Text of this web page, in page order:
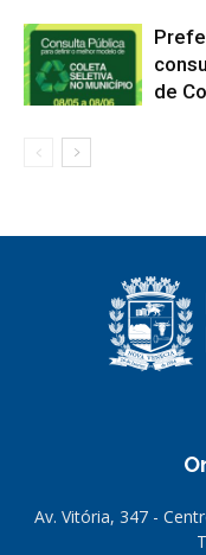
de
Av. Vitória, 347 -